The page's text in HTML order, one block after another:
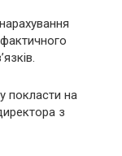
покласти на
з